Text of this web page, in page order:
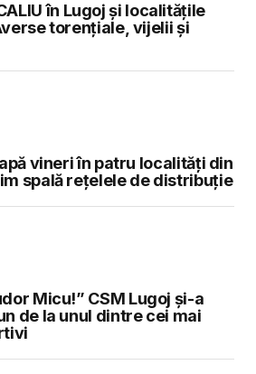
în Lugoj și localitățile
torențiale, vijelii și
vineri în patru localități din
spală rețelele de distribuție
Micu!” CSM Lugoj și-a
de la unul dintre cei mai